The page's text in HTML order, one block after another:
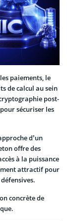
paiements, le
de calcul au sein
post-
sécuriser les
d’un
offre des
à la puissance
attractif pour
concrète de